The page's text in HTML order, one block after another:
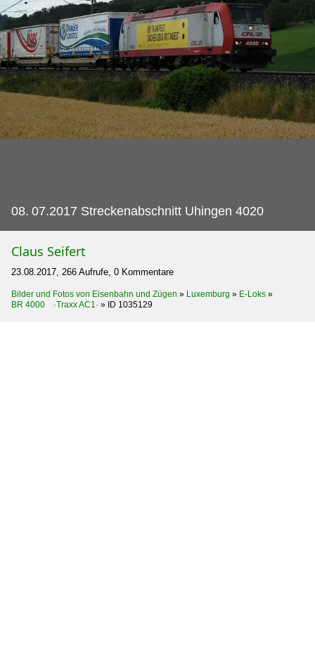
08. 07.2017 Streckenabschnitt Uhingen 4020
Claus Seifert
23.08.2017, 266 Aufrufe, 0 Kommentare
Bilder und Fotos von Eisenbahn und Zügen » Luxemburg » E-Loks »
BR 4000 ·Traxx AC1· » ID 1035129